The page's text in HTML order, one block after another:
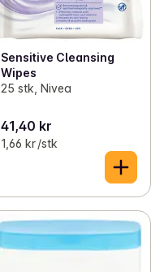
Sensitive Cleansing
Wipes
25 stk, Nivea
41,40 kr
1,66 kr /stk